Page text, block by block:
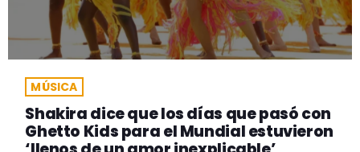
MÚSICA
Shakira dice que los días que pasó con
Ghetto Kids para el Mundial estuvieron